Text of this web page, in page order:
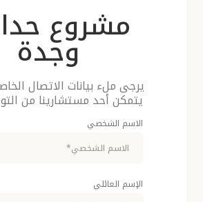
مشروع
وجدة
يرجى ملء بيانات الاتصال
يتمكن أحد مستشارينا من
الاسم الشخصي
الإسم العائلي